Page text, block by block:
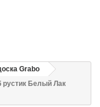
Grabo
рустик Белый Лак